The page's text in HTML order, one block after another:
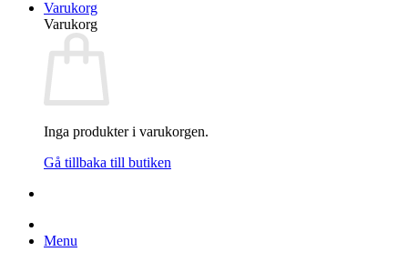
Varukorg
Varukorg
Inga produkter i varukorgen.
Gå tillbaka till butiken
Menu